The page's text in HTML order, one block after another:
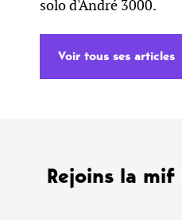
solo d'André 3000.
Voir tous ses articles
Rejoins la mif